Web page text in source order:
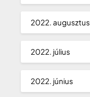
2022. augusztus
2022. július
2022. június